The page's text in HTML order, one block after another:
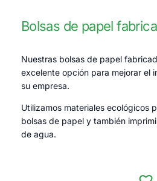
Bolsas de papel
Nuestras bolsas de papel
excelente opción para mejorar el
su empresa.
Utilizamos materiales ecológicos
bolsas de papel y también
de agua.